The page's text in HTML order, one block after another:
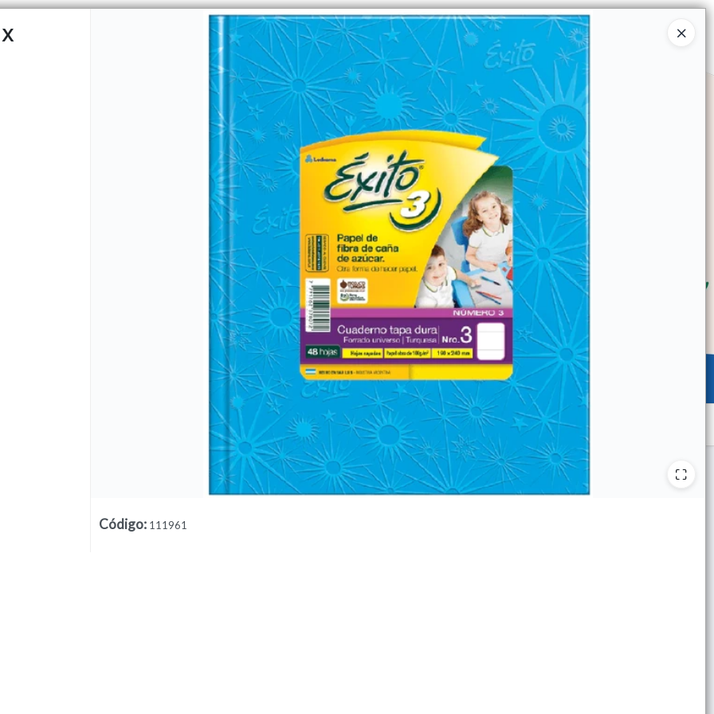
Código: 111961
Ingresar a la Tienda
CÓMO COMPRAR QUIÉNES SOMOS TIENDA MINORISTA CONTACTO